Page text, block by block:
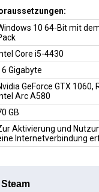
10 64-Bit mit
Core i5-4430
Gigabyte
GeForce GTX 1060,
Arc A580
GB
Aktivierung und
Internetverbindung